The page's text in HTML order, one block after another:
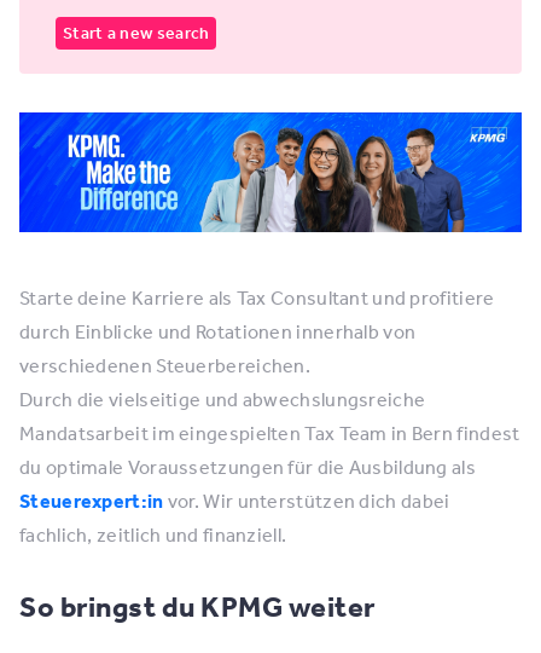
Start a new search
Starte deine Karriere als Tax Consultant und profitiere
durch Einblicke und Rotationen innerhalb von
verschiedenen Steuerbereichen.
Durch die vielseitige und abwechslungsreiche
Mandatsarbeit im eingespielten Tax Team in Bern findest
du optimale Voraussetzungen für die Ausbildung als
Steuerexpert:in vor. Wir unterstützen dich dabei
fachlich, zeitlich und finanziell.
So bringst du KPMG weiter